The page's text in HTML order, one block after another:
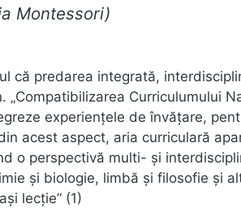
Montessori)
că predarea integrată,
„Compatibilizarea Curriculumului
experiențele de învățare,
acest aspect, aria curriculară
o perspectivă multi- și
și biologie, limbă și filosofie și
lecție” (1)